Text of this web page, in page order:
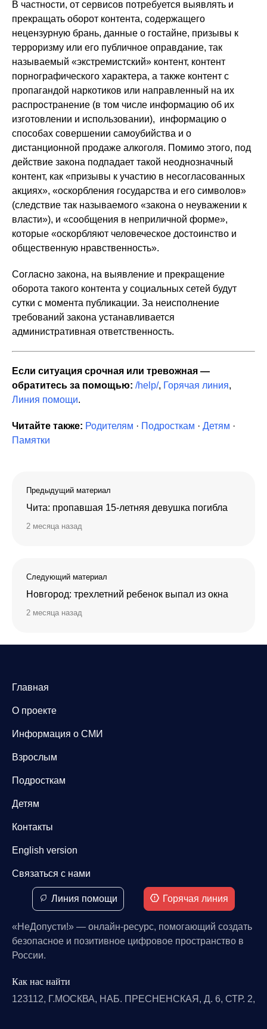
В частности, от сервисов потребуется выявлять и
прекращать оборот контента, содержащего
нецензурную брань, данные о гостайне, призывы к
терроризму или его публичное оправдание, так
называемый «экстремистский» контент, контент
порнографического характера, а также контент с
пропагандой наркотиков или направленный на их
распространение (в том числе информацию об их
изготовлении и использовании), информацию о
способах совершении самоубийства и о
дистанционной продаже алкоголя. Помимо этого, под
действие закона подпадает такой неоднозначный
контент, как «призывы к участию в несогласованных
акциях», «оскорбления государства и его символов»
(следствие так называемого «закона о неуважении к
власти»), и «сообщения в неприличной форме»,
которые «оскорбляют человеческое достоинство и
общественную нравственность».
Согласно закона, на выявление и прекращение
оборота такого контента у социальных сетей будут
сутки с момента публикации. За неисполнение
требований закона устанавливается
административная ответственность.
Если ситуация срочная или тревожная —
обратитесь за помощью: /help/, Горячая линия,
Линия помощи.
Читайте также: Родителям · Подросткам · Детям ·
Памятки
Предыдущий материал
Чита: пропавшая 15-летняя девушка погибла
2 месяца назад
Следующий материал
Новгород: трехлетний ребенок выпал из окна
2 месяца назад
Главная
О проекте
Информация о СМИ
Взрослым
Подросткам
Детям
Контакты
English version
Связаться с нами
Линия помощи Горячая линия
«НеДопусти!» — онлайн-ресурс, помогающий создать
безопасное и позитивное цифровое пространство в
России.
Как нас найти
123112, Г.МОСКВА, НАБ. ПРЕСНЕНСКАЯ, Д. 6, СТР. 2,